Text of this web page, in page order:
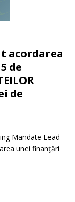
acordarea
de
de
Mandate Lead
unei finanțări